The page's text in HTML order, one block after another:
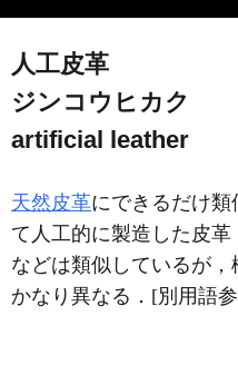
人工皮革
ジンコウヒカク
artificial leather
天然皮革にできるだけ
て人工的に製造した皮革
などは類似しているが
かなり異なる．[別用語